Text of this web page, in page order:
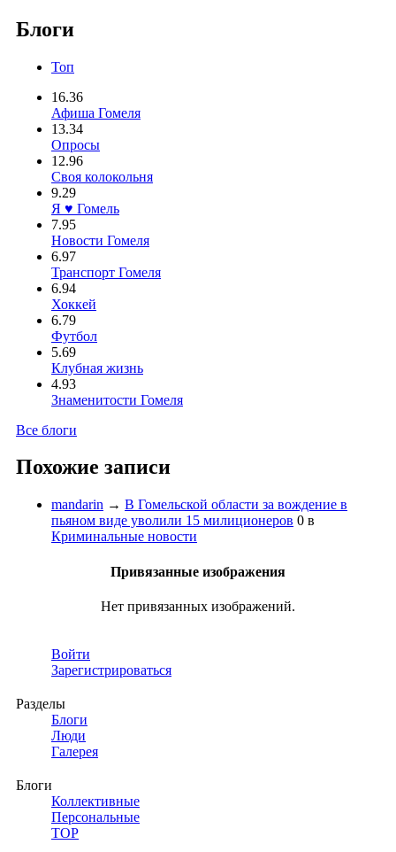
Блоги
Топ
16.36
Афиша Гомеля
13.34
Опросы
12.96
Своя колокольня
9.29
Я ♥ Гомель
7.95
Новости Гомеля
6.97
Транспорт Гомеля
6.94
Хоккей
6.79
Футбол
5.69
Клубная жизнь
4.93
Знаменитости Гомеля
Все блоги
Похожие записи
mandarin → В Гомельской области за вождение в
пьяном виде уволили 15 милиционеров 0 в
Криминальные новости
Привязанные изображения
Нет привязанных изображений.
Войти
Зарегистрироваться
Разделы
Блоги
Люди
Галерея
Блоги
Коллективные
Персональные
TOP